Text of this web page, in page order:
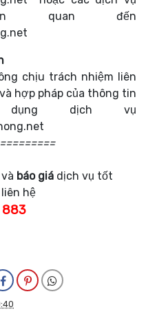
quan đến
chịu trách nhiệm liên
hợp pháp của thông tin
dịch vụ
báo giá dịch vụ tốt
hệ
883